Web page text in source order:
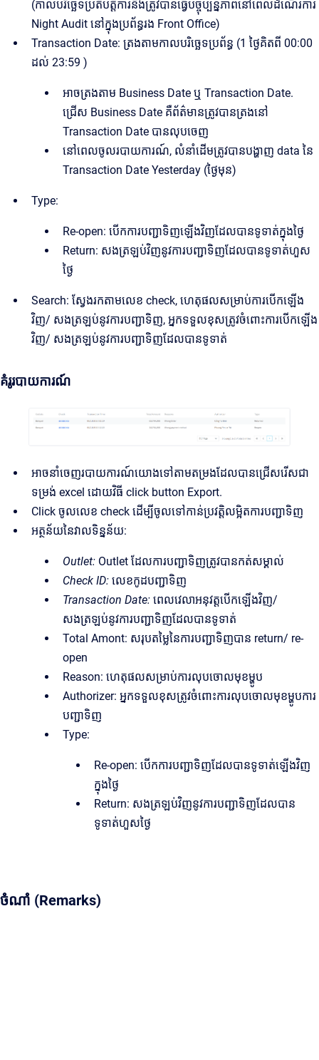
(កាលបរិច្ឆេទប្រតិបត្តិការនឹងត្រូវបានធ្វើបច្ចុប្បន្នភាពនៅពេលដំណើរការ
Night Audit នៅក្នុងប្រព័ន្ធរង Front Office)
Transaction Date: ត្រងតាមកាលបរិច្ឆេទប្រព័ន្ធ (1 ថ្ងៃគិតពី 00:00
ដល់ 23:59 )
អាចត្រងតាម Business Date ឬ Transaction Date.
ជ្រើស Business Date គឺព័ត៌មានត្រូវបានត្រងនៅ
Transaction Date បានលុបចេញ
នៅពេលចូលរបាយការណ៍, លំនាំដើមត្រូវបានបង្ហាញ data នៃ
Transaction Date Yesterday (ថ្ងៃមុន)
Type:
Re-open: បើកការបញ្ជាទិញឡើងវិញដែលបានទូទាត់ក្នុងថ្ងៃ
Return: សងត្រឡប់វិញនូវការបញ្ជាទិញដែលបានទូទាត់ហួស
ថ្ងៃ
Search: ស្វែងរកតាមលេខ check, ហេតុផលសម្រាប់ការបើកឡើង
វិញ/ សងត្រឡប់នូវការបញ្ជាទិញ, អ្នកទទួលខុសត្រូវចំពោះការបើកឡើង
វិញ/ សងត្រឡប់នូវការបញ្ជាទិញដែលបានទូទាត់
គំរូរបាយការណ៍
អាចនាំចេញរបាយការណ៍យោងទៅតាមតម្រងដែលបានជ្រើសរើសជា
ទម្រង់ excel ដោយវិធី click button Export.
Click ចូលលេខ check ដើម្បីចូលទៅកាន់ប្រវត្តិលម្អិតការបញ្ជាទិញ
អត្ថន័យនៃវាលទិន្នន័យ:
Outlet: Outlet ដែលការបញ្ជាទិញត្រូវបានកត់សម្គាល់
Check ID: លេខកូដបញ្ជាទិញ
Transaction Date: ពេលវេលាអនុវត្តបើកឡើងវិញ/
សងត្រឡប់នូវការបញ្ជាទិញដែលបានទូទាត់
Total Amont: សរុបតម្លៃនៃការបញ្ជាទិញបាន return/ re-
open
Reason: ហេតុផលសម្រាប់ការលុបចោលមុខម្ហូប
Authorizer: អ្នកទទួលខុសត្រូវចំពោះការលុបចោលមុខម្ហូបការ
បញ្ជាទិញ
Type:
Re-open: បើកការបញ្ជាទិញដែលបានទូទាត់ឡើងវិញ
ក្នុងថ្ងៃ
Return: សងត្រឡប់វិញនូវការបញ្ជាទិញដែលបាន
ទូទាត់ហួសថ្ងៃ
ចំណាំ (Remarks)